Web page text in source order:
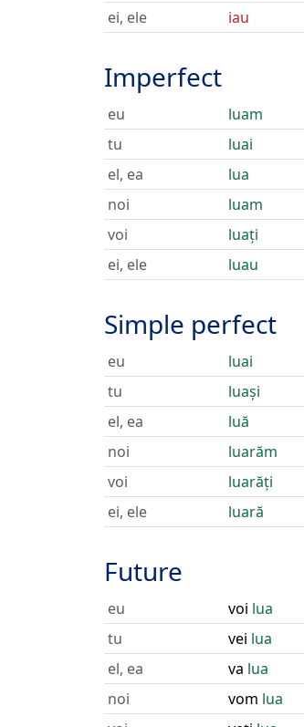
ei, ele
iau
Imperfect
eu
luam
tu
luai
el, ea
lua
noi
luam
voi
luați
ei, ele
luau
Simple perfect
eu
luai
tu
luași
el, ea
luă
noi
luarăm
voi
luarăți
ei, ele
luară
Future
eu voi lua
tu
vei lua
el, ea
va lua
noi
vom lua